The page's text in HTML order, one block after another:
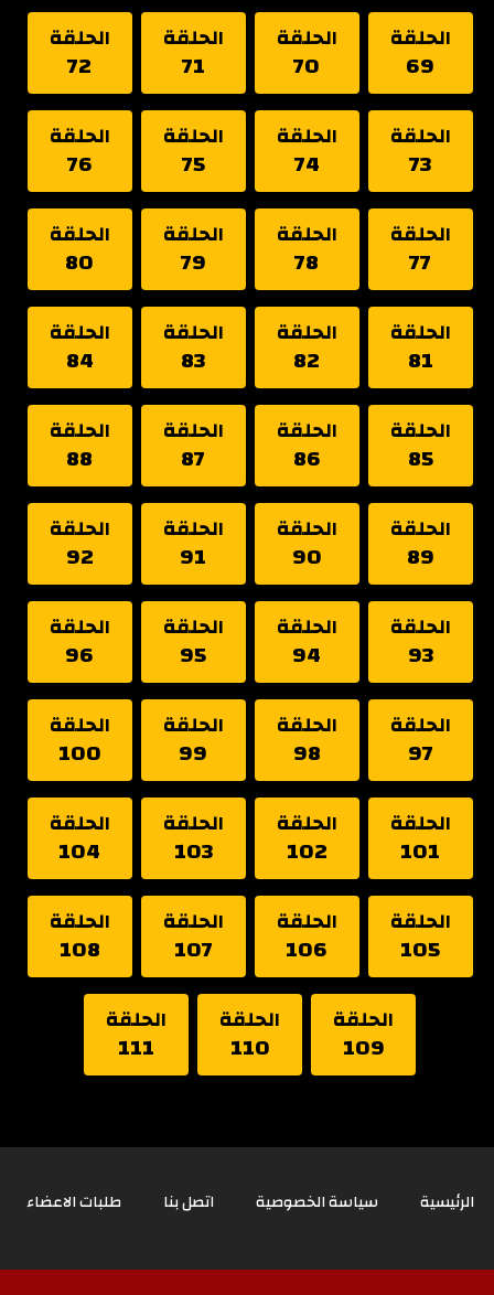
الحلقة
69
الحلقة
70
الحلقة
71
الحلقة
72
الحلقة
73
الحلقة
74
الحلقة
75
الحلقة
76
الحلقة
77
الحلقة
78
الحلقة
79
الحلقة
80
الحلقة
81
الحلقة
82
الحلقة
83
الحلقة
84
الحلقة
85
الحلقة
86
الحلقة
87
الحلقة
88
الحلقة
89
الحلقة
90
الحلقة
91
الحلقة
92
الحلقة
93
الحلقة
94
الحلقة
95
الحلقة
96
الحلقة
97
الحلقة
98
الحلقة
99
الحلقة
100
الحلقة
101
الحلقة
102
الحلقة
103
الحلقة
104
الحلقة
105
الحلقة
106
الحلقة
107
الحلقة
108
الحلقة
109
الحلقة
110
الحلقة
111
الرئيسية سياسة الخصوصية اتصل بنا طلبات الاعضاء